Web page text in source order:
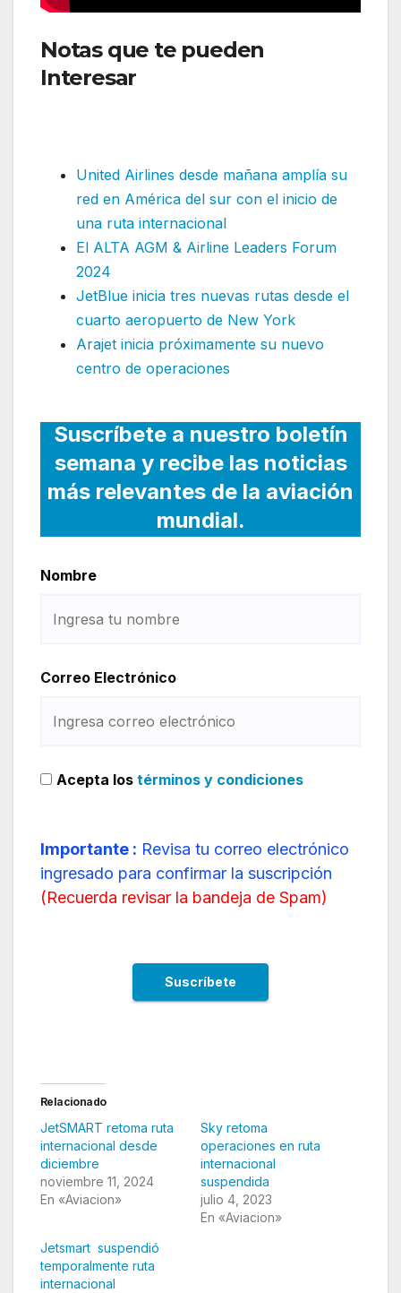
Notas que te pueden
Interesar
United Airlines desde mañana amplía su
red en América del sur con el inicio de
una ruta internacional
El ALTA AGM & Airline Leaders Forum
2024
JetBlue inicia tres nuevas rutas desde el
cuarto aeropuerto de New York
Arajet inicia próximamente su nuevo
centro de operaciones
Suscríbete a nuestro boletín
semana y recibe las noticias
más relevantes de la aviación
mundial.
Nombre
Correo Electrónico
Acepta los términos y condiciones
Importante : Revisa tu correo electrónico
ingresado para confirmar la suscripción
(Recuerda revisar la bandeja de Spam)
Relacionado
JetSMART retoma ruta
internacional desde
diciembre
noviembre 11, 2024
En «Aviacion»
Sky retoma
operaciones en ruta
internacional
suspendida
julio 4, 2023
En «Aviacion»
Jetsmart suspendió
temporalmente ruta
internacional